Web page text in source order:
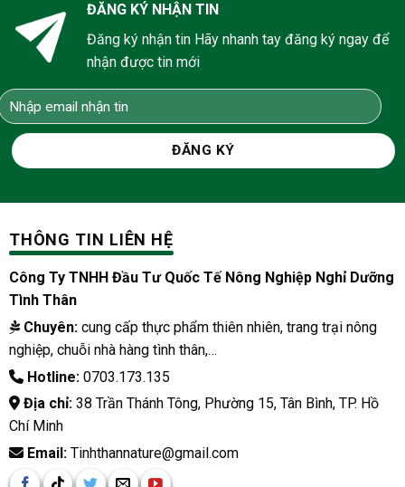
ĐĂNG KÝ NHẬN TIN
Đăng ký nhận tin Hãy nhanh tay đăng ký ngay để
nhận được tin mới
THÔNG TIN LIÊN HỆ
Công Ty TNHH Đầu Tư Quốc Tế Nông Nghiệp Nghỉ Dưỡng
Tình Thân
Chuyên:cung cấp thực phẩm thiên nhiên, trang trại nông
nghiệp, chuỗi nhà hàng tình thân,…
Hotline:0703.173.135
Địa chỉ:38 Trần Thánh Tông, Phường 15, Tân Bình, TP. Hồ
Chí Minh
Email:Tinhthannature@gmail.com